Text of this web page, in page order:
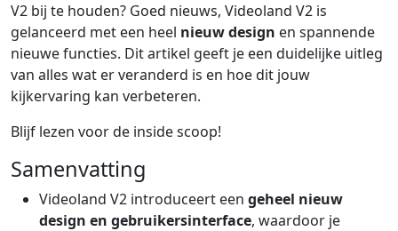
V2 bij te houden? Goed nieuws, Videoland V2 is
gelanceerd met een heel nieuw design en spannende
nieuwe functies. Dit artikel geeft je een duidelijke uitleg
van alles wat er veranderd is en hoe dit jouw
kijkervaring kan verbeteren.
Blijf lezen voor de inside scoop!
Samenvatting
Videoland V2 introduceert een geheel nieuw
design en gebruikersinterface, waardoor je